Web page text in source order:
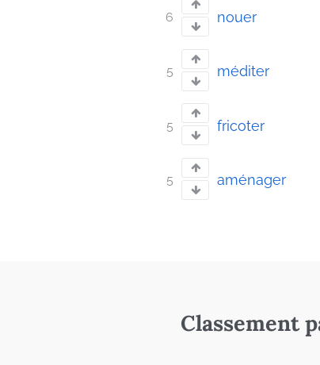
6 nouer
5 méditer
5 fricoter
5 aménager
Classement